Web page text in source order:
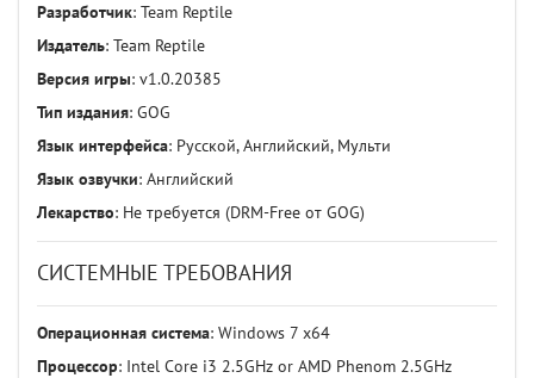
Разработчик: Team Reptile
Издатель: Team Reptile
Версия игры: v1.0.20385
Тип издания: GOG
Язык интерфейса: Русской, Английский, Мульти
Язык озвучки: Английский
Лекарство: Не требуется (DRM-Free от GOG)
СИСТЕМНЫЕ ТРЕБОВАНИЯ
Операционная система: Windows 7 x64
Процессор: Intel Core i3 2.5GHz or AMD Phenom 2.5GHz